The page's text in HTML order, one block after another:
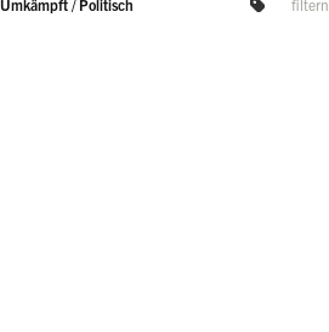
Umkämpft / Politisch filtern